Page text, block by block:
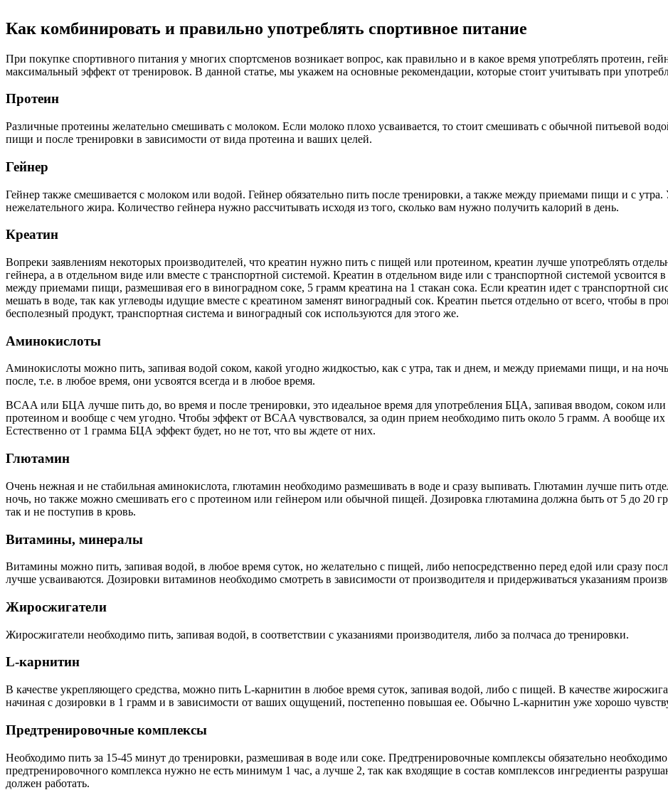
Как комбинировать и правильно употреблять спортивное питание
При покупке спортивного питания у многих спортсменов возникает вопрос, как правильно и в какое время употреблять протеин,
максимальный эффект от тренировок. В данной статье, мы укажем на основные рекомендации, которые стоит учитывать при
Протеин
Различные протеины желательно смешивать с молоком. Если молоко плохо усваивается, то стоит смешивать с обычной питьевой
пищи и после тренировки в зависимости от вида протеина и ваших целей.
Гейнер
Гейнер также смешивается с молоком или водой. Гейнер обязательно пить после тренировки, а также между приемами пищи и с
нежелательного жира. Количество гейнера нужно рассчитывать исходя из того, сколько вам нужно получить калорий в день.
Креатин
Вопреки заявлениям некоторых производителей, что креатин нужно пить с пищей или протеином, креатин лучше употреблять
гейнера, а в отдельном виде или вместе с транспортной системой. Креатин в отдельном виде или с транспортной системой усвоится
между приемами пищи, размешивая его в виноградном соке, 5 грамм креатина на 1 стакан сока. Если креатин идет с транспортной
мешать в воде, так как углеводы идущие вместе с креатином заменят виноградный сок. Креатин пьется отдельно от всего, чтобы в
бесполезный продукт, транспортная система и виноградный сок используются для этого же.
Аминокислоты
Аминокислоты можно пить, запивая водой соком, какой угодно жидкостью, как с утра, так и днем, и между приемами пищи, и на
после, т.е. в любое время, они усвоятся всегда и в любое время.
BCAA или БЦА лучше пить до, во время и после тренировки, это идеальное время для употребления БЦА, запивая вводом, соком
протеином и вообще с чем угодно. Чтобы эффект от BCAA чувствовался, за один прием необходимо пить около 5 грамм. А вообще
Естественно от 1 грамма БЦА эффект будет, но не тот, что вы ждете от них.
Глютамин
Очень нежная и не стабильная аминокислота, глютамин необходимо размешивать в воде и сразу выпивать. Глютамин лучше пить
ночь, но также можно смешивать его с протеином или гейнером или обычной пищей. Дозировка глютамина должна быть от 5 до 20
так и не поступив в кровь.
Витамины, минералы
Витамины можно пить, запивая водой, в любое время суток, но желательно с пищей, либо непосредственно перед едой или сразу
лучше усваиваются. Дозировки витаминов необходимо смотреть в зависимости от производителя и придерживаться указаниям
Жиросжигатели
Жиросжигатели необходимо пить, запивая водой, в соответствии с указаниями производителя, либо за полчаса до тренировки.
L-карнитин
В качестве укрепляющего средства, можно пить L-карнитин в любое время суток, запивая водой, либо с пищей. В качестве
начиная с дозировки в 1 грамм и в зависимости от ваших ощущений, постепенно повышая ее. Обычно L-карнитин уже хорошо
Предтренировочные комплексы
Необходимо пить за 15-45 минут до тренировки, размешивая в воде или соке. Предтренировочные комплексы обязательно
предтренировочного комплекса нужно не есть минимум 1 час, а лучше 2, так как входящие в состав комплексов ингредиенты
должен работать.